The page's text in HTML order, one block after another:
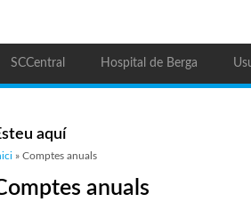
SCCentral Hospital de Berga
aquí
» Comptes anuals
anuals